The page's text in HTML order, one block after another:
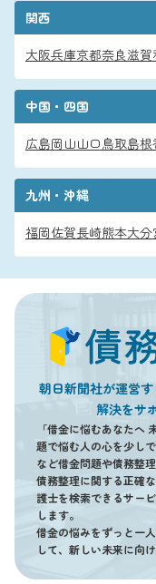
関西
大阪兵庫京都奈良滋賀
中国・四国
広島岡山山口鳥取島根
九州・沖縄
福岡佐賀長崎熊本大分
朝日新聞社が運営
解決をサ
「借金に悩むあなたへ
題で悩む人の心を少し
など借金問題や債務整
債務整理に関する正確
護士を検索できるサー
します。
借金の悩みをずっと一
して、新しい未来に向